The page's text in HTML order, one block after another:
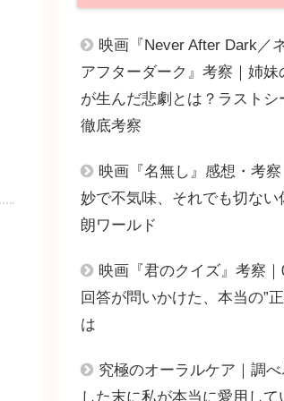
映画『Never After Dark／
アフターダーク』考察｜姉妹
が生んだ悲劇とは？ラストシ
徹底考察
映画『名無し』感想・考
妙で不気味、それでも切ない
朗ワールド
映画『君のクイズ』考察
回答が問いかけた、本当の”正
は
究極のオーラルケア｜調べ
した末に私が本当に愛用して